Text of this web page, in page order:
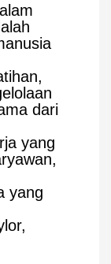
dari
yang
yang